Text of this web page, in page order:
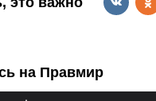
на Правмир